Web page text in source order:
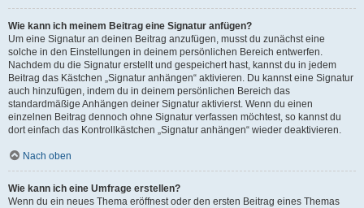
Wie kann ich meinem Beitrag eine Signatur anfügen?
Um eine Signatur an deinen Beitrag anzufügen, musst du zunächst eine
solche in den Einstellungen in deinem persönlichen Bereich entwerfen.
Nachdem du die Signatur erstellt und gespeichert hast, kannst du in jedem
Beitrag das Kästchen „Signatur anhängen“ aktivieren. Du kannst eine Signatur
auch hinzufügen, indem du in deinem persönlichen Bereich das
standardmäßige Anhängen deiner Signatur aktivierst. Wenn du einen
einzelnen Beitrag dennoch ohne Signatur verfassen möchtest, so kannst du
dort einfach das Kontrollkästchen „Signatur anhängen“ wieder deaktivieren.
Nach oben
Wie kann ich eine Umfrage erstellen?
Wenn du ein neues Thema eröffnest oder den ersten Beitrag eines Themas